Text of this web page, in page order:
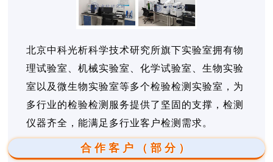
北京中科光析科学技术研究所旗下实验室拥有物
理试验室、机械实验室、化学试验室、生物实验
室以及微生物实验室等多个检验检测实验室，为
多行业的检验检测服务提供了坚固的支撑，检测
仪器齐全，能满足多行业客户检测需求。
合作客户（部分）